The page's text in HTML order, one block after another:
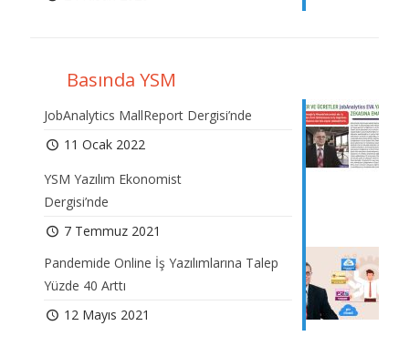
Basında YSM
JobAnalytics MallReport Dergisi’nde
11 Ocak 2022
YSM Yazılım Ekonomist
Dergisi’nde
7 Temmuz 2021
Pandemide Online İş Yazılımlarına Talep
Yüzde 40 Arttı
12 Mayıs 2021